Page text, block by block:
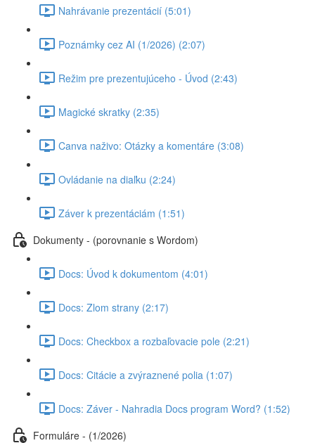
Nahrávanie prezentácií (5:01)
Poznámky cez AI (1/2026) (2:07)
Režim pre prezentujúceho - Úvod (2:43)
Magické skratky (2:35)
Canva naživo: Otázky a komentáre (3:08)
Ovládanie na diaľku (2:24)
Záver k prezentáciám (1:51)
Dokumenty - (porovnanie s Wordom)
Docs: Úvod k dokumentom (4:01)
Docs: Zlom strany (2:17)
Docs: Checkbox a rozbaľovacie pole (2:21)
Docs: Citácie a zvýraznené polia (1:07)
Docs: Záver - Nahradia Docs program Word? (1:52)
Formuláre - (1/2026)